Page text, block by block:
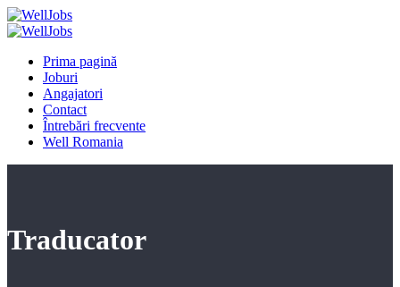
Prima pagină
Joburi
Angajatori
Contact
Întrebări frecvente
Well Romania
Traducator